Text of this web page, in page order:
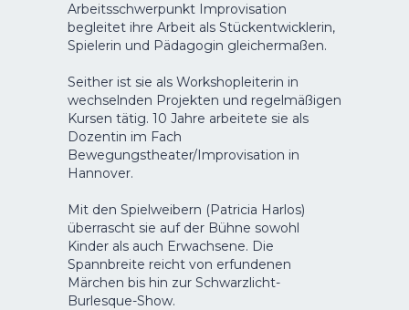
Arbeitsschwerpunkt Improvisation
begleitet ihre Arbeit als Stückentwicklerin,
Spielerin und Pädagogin gleichermaßen.
Seither ist sie als Workshopleiterin in
wechselnden Projekten und regelmäßigen
Kursen tätig. 10 Jahre arbeitete sie als
Dozentin im Fach
Bewegungstheater/Improvisation in
Hannover.
Mit den Spielweibern (Patricia Harlos)
überrascht sie auf der Bühne sowohl
Kinder als auch Erwachsene. Die
Spannbreite reicht von erfundenen
Märchen bis hin zur Schwarzlicht-
Burlesque-Show.